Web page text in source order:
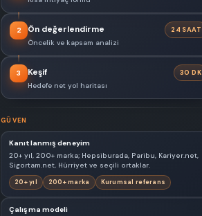
2 Ön değerlendirme 24 SAAT
Öncelik ve kapsam analizi
3 Keşif 30 DK
Hedefe net yol haritası
GÜVEN
Kanıtlanmış deneyim
20+ yıl, 200+ marka; Hepsiburada, Paribu, Kariyer.net,
Sigortam.net, Hürriyet ve seçili ortaklar.
20+ yıl 200+ marka Kurumsal referans
Çalışma modeli